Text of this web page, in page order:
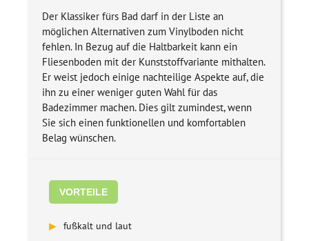
Der Klassiker fürs Bad darf in der Liste an
möglichen Alternativen zum Vinylboden nicht
fehlen. In Bezug auf die Haltbarkeit kann ein
Fliesenboden mit der Kunststoffvariante mithalten.
Er weist jedoch einige nachteilige Aspekte auf, die
ihn zu einer weniger guten Wahl für das
Badezimmer machen. Dies gilt zumindest, wenn
Sie sich einen funktionellen und komfortablen
Belag wünschen.
VORTEILE
▶ fußkalt und laut